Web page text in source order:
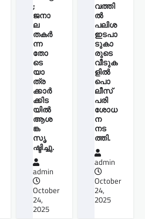
;
ജനാ
ല
തകർ
ന്ന
തോ
ടെ
യാ
ത്ര
ക്കാർ
ക്കിട
യിൽ
ആശ
ങ്ക
സൃ
ഷ്ടിച്ചു.
admin
October
24,
2025
വത്തി
ല്‍
പലിശ
ഇടപാ
ടുകാ
രുടെ
വീടുക
ളില്‍
പൊ
ലീസ്
പരി
ശോധ
ന
നട
ത്തി.
admin
October
24,
2025